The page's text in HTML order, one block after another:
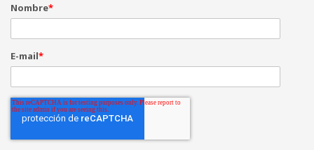
Nombre*
E-mail*